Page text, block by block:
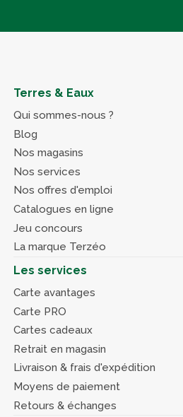
Terres & Eaux
Qui sommes-nous ?
Blog
Nos magasins
Nos services
Nos offres d'emploi
Catalogues en ligne
Jeu concours
La marque Terzéo
Les services
Carte avantages
Carte PRO
Cartes cadeaux
Retrait en magasin
Livraison & frais d'expédition
Moyens de paiement
Retours & échanges